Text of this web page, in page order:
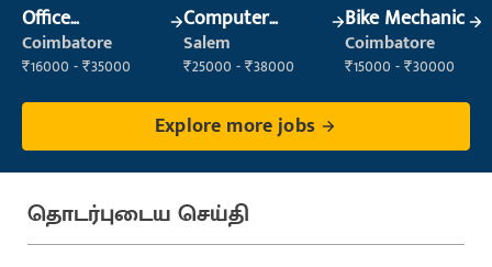
Office
Administrator
Coimbatore
₹16000 - ₹35000
Computer
Operator
Salem
₹25000 - ₹38000
Bike Mechanic
Coimbatore
₹15000 - ₹30000
Explore more jobs
தொடர்புடைய செய்தி